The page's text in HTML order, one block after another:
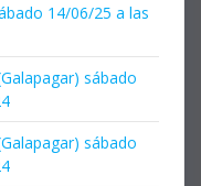
14/06/25 a las
sábado
sábado